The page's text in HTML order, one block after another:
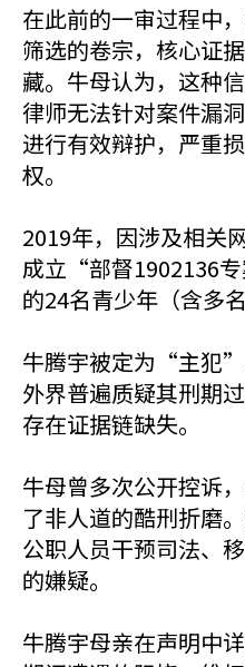
在此前的一审过程中
筛选的卷宗，核心证
藏。牛母认为，这种
律师无法针对案件漏
进行有效辩护，严重
权。
2019年，因涉及相关
成立“部督1902136
的24名青少年（含多
牛腾宇被定为“主犯”
外界普遍质疑其刑期
存在证据链缺失。
牛母曾多次公开控诉
了非人道的酷刑折磨
公职人员干预司法、
的嫌疑。
牛腾宇母亲在声明中